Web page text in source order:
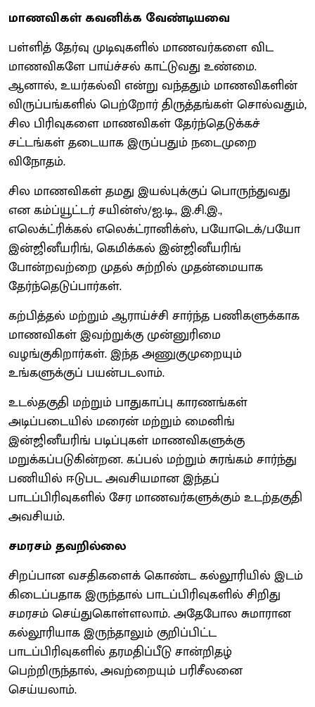
மாணவிகள் கவனிக்க வேண்டியவை
பள்ளித் தேர்வு முடிவுகளில் மாணவர்களை விட
மாணவிகளே பாய்ச்சல் காட்டுவது உண்மை.
ஆனால், உயர்கல்வி என்று வந்ததும் மாணவிகளின்
விருப்பங்களில் பெற்றோர் திருத்தங்கள் சொல்வதும்,
சில பிரிவுகளை மாணவிகள் தேர்ந்தெடுக்கச்
சட்டங்கள் தடையாக இருப்பதும் நடைமுறை
விநோதம்.
சில மாணவிகள் தமது இயல்புக்குப் பொருந்துவது
என கம்ப்யூட்டர் சயின்ஸ்/ஐ.டி., இ.சி.இ.,
எலெக்ட்ரிக்கல் எலெக்ட்ரானிக்ஸ், பயோடெக்/பயோ
இன்ஜினீயரிங், கெமிக்கல் இன்ஜினீயரிங்
போன்றவற்றை முதல் சுற்றில் முதன்மையாக
தேர்ந்தெடுப்பார்கள்.
கற்பித்தல் மற்றும் ஆராய்ச்சி சார்ந்த பணிகளுக்காக
மாணவிகள் இவற்றுக்கு முன்னுரிமை
வழங்குகிறார்கள். இந்த அணுகுமுறையும்
உங்களுக்குப் பயன்படலாம்.
உடல்தகுதி மற்றும் பாதுகாப்பு காரணங்கள்
அடிப்படையில் மரைன் மற்றும் மைனிங்
இன்ஜினீயரிங் படிப்புகள் மாணவிகளுக்கு
மறுக்கப்படுகின்றன. கப்பல் மற்றும் சுரங்கம் சார்ந்து
பணியில் ஈடுபட அவசியமான இந்தப்
பாடப்பிரிவுகளில் சேர மாணவர்களுக்கும் உடற்தகுதி
அவசியம்.
சமரசம் தவறில்லை
சிறப்பான வசதிகளைக் கொண்ட கல்லூரியில் இடம்
கிடைப்பதாக இருந்தால் பாடப்பிரிவுகளில் சிறிது
சமரசம் செய்துகொள்ளலாம். அதேபோல சுமாரான
கல்லூரியாக இருந்தாலும் குறிப்பிட்ட
பாடப்பிரிவுகளில் தரமதிப்பீடு சான்றிதழ்
பெற்றிருந்தால், அவற்றையும் பரிசீலனை
செய்யலாம்.